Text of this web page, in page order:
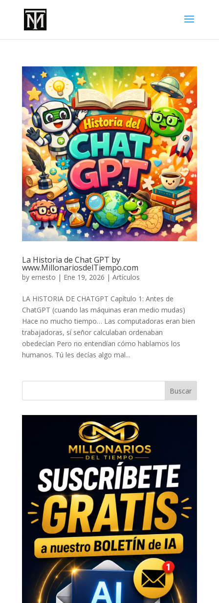
La Historia de Chat GPT by
www.MillonariosdelTiempo.com
by ernesto | Ene 19, 2026 | Artículos
LA HISTORIA DE CHATGPT Capítulo 1: Antes de
ChatGPT (cuando las máquinas eran medio mudas)
Hace no mucho tiempo… Las computadoras eran bien
trabajadoras, sí señor calculaban ordenaban
obedecían Pero no entendían cómo hablamos los
humanos. Tú les decías algo mal...
Buscar